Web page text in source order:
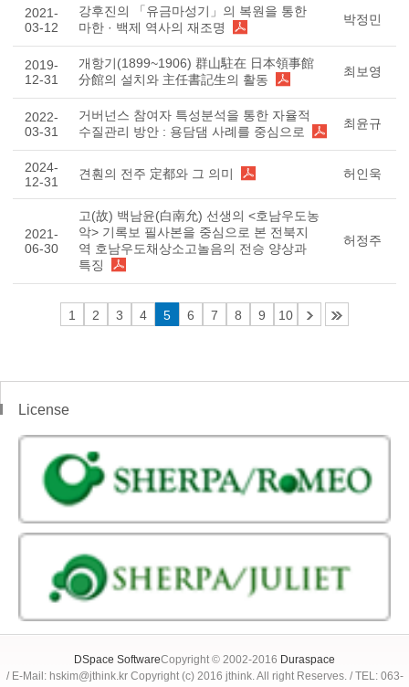
2021-
03-12
강후진의 「유금마성기」의 복원을 통한
마한 · 백제 역사의 재조명
박정민
2019-
12-31
개항기(1899~1906) 群山駐在 日本領事館
分館의 설치와 主任書記生의 활동
최보영
2022-
03-31
거버넌스 참여자 특성분석을 통한 자율적
수질관리 방안 : 용담댐 사례를 중심으로
최윤규
2024-
12-31
견훤의 전주 定都와 그 의미 허인욱
2021-
06-30
고(故) 백남윤(白南允) 선생의 <호남우도농
악> 기록보 필사본을 중심으로 본 전북지
역 호남우도채상소고놀음의 전승 양상과
특징
허정주
1 2 3 4 5 6 7 8 9 10
License
DSpace SoftwareCopyright © 2002-2016 Duraspace
/ E-Mail: hskim@jthink.kr Copyright (c) 2016 jthink. All right Reserves. / TEL: 063-